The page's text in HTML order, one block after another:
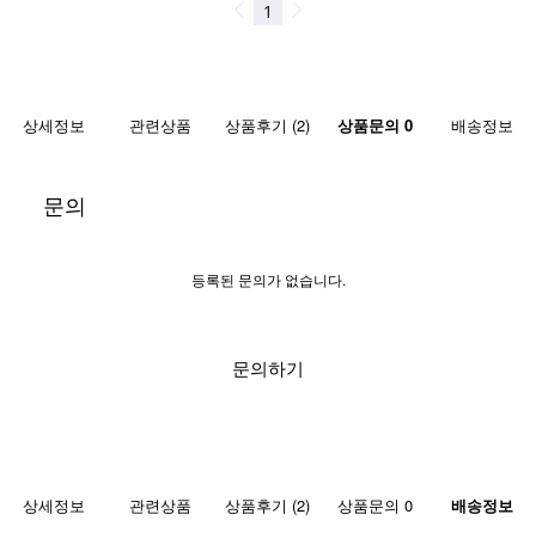
상세정보 관련상품 상품후기 (2) 상품문의 0 배송정보
문의
등록된 문의가 없습니다.
문의하기
상세정보 관련상품 상품후기 (2) 상품문의 0 배송정보